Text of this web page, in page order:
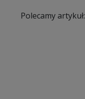
Polecamy artykuł: